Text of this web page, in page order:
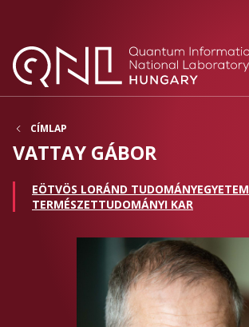
CÍMLAP
VATTAY GÁBOR
EÖTVÖS LORÁND TUDOMÁNYEGYETEM
TERMÉSZETTUDOMÁNYI KAR